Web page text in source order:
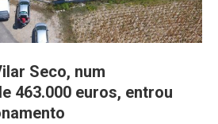
Seco, num
463.000 euros, entrou